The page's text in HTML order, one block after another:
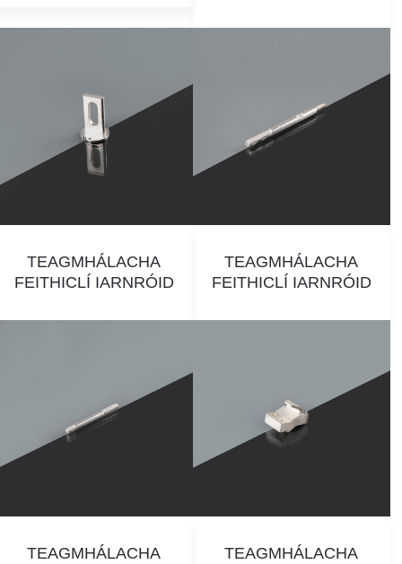
TEAGMHÁLACHA
FEITHICLÍ IARNRÓID
TEAGMHÁLACHA
FEITHICLÍ IARNRÓID
TEAGMHÁLACHA
TEAGMHÁLACHA